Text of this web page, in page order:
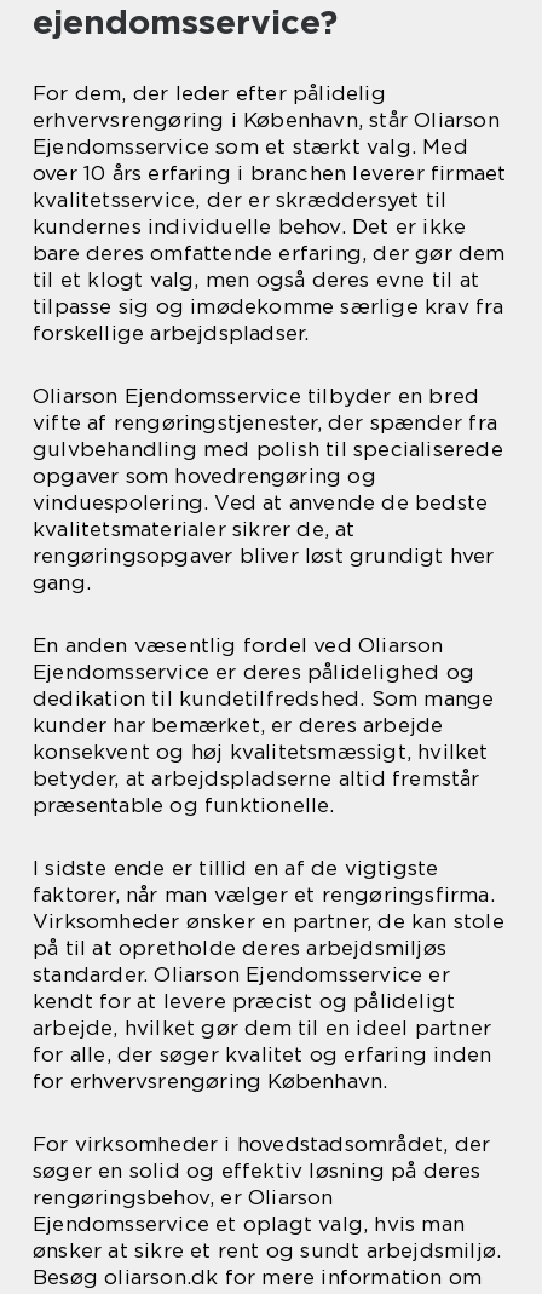
ejendomsservice?
For dem, der leder efter pålidelig
erhvervsrengøring i København, står Oliarson
Ejendomsservice som et stærkt valg. Med
over 10 års erfaring i branchen leverer firmaet
kvalitetsservice, der er skræddersyet til
kundernes individuelle behov. Det er ikke
bare deres omfattende erfaring, der gør dem
til et klogt valg, men også deres evne til at
tilpasse sig og imødekomme særlige krav fra
forskellige arbejdspladser.
Oliarson Ejendomsservice tilbyder en bred
vifte af rengøringstjenester, der spænder fra
gulvbehandling med polish til specialiserede
opgaver som hovedrengøring og
vinduespolering. Ved at anvende de bedste
kvalitetsmaterialer sikrer de, at
rengøringsopgaver bliver løst grundigt hver
gang.
En anden væsentlig fordel ved Oliarson
Ejendomsservice er deres pålidelighed og
dedikation til kundetilfredshed. Som mange
kunder har bemærket, er deres arbejde
konsekvent og høj kvalitetsmæssigt, hvilket
betyder, at arbejdspladserne altid fremstår
præsentable og funktionelle.
I sidste ende er tillid en af de vigtigste
faktorer, når man vælger et rengøringsfirma.
Virksomheder ønsker en partner, de kan stole
på til at opretholde deres arbejdsmiljøs
standarder. Oliarson Ejendomsservice er
kendt for at levere præcist og pålideligt
arbejde, hvilket gør dem til en ideel partner
for alle, der søger kvalitet og erfaring inden
for erhvervsrengøring København.
For virksomheder i hovedstadsområdet, der
søger en solid og effektiv løsning på deres
rengøringsbehov, er Oliarson
Ejendomsservice et oplagt valg, hvis man
ønsker at sikre et rent og sundt arbejdsmiljø.
Besøg oliarson.dk for mere information om